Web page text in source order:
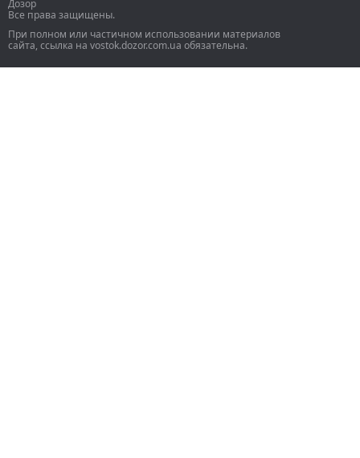
Дозор
Все права защищены.
При полном или частичном использовании материалов
сайта, ссылка на vostok.dozor.com.ua обязательна.